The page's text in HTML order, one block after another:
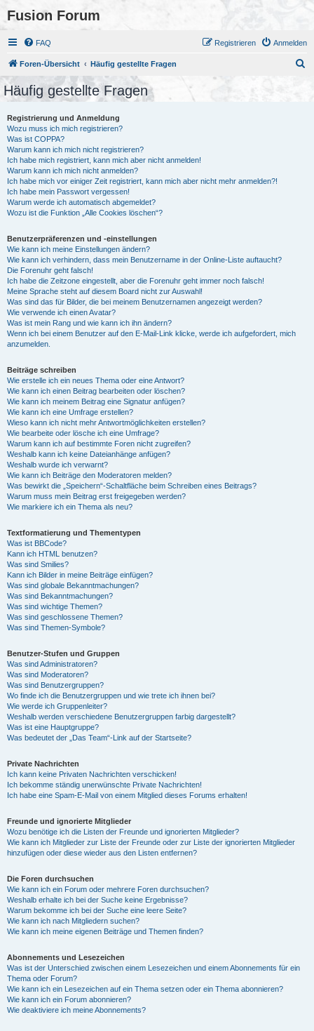
Fusion Forum
FAQ Anmelden
Registrieren
Foren-Übersicht Häufig gestellte Fragen
Häufig gestellte Fragen
Registrierung und Anmeldung
Wozu muss ich mich registrieren?
Was ist COPPA?
Warum kann ich mich nicht registrieren?
Ich habe mich registriert, kann mich aber nicht anmelden!
Warum kann ich mich nicht anmelden?
Ich habe mich vor einiger Zeit registriert, kann mich aber nicht mehr anmelden?!
Ich habe mein Passwort vergessen!
Warum werde ich automatisch abgemeldet?
Wozu ist die Funktion „Alle Cookies löschen“?
Benutzerpräferenzen und -einstellungen
Wie kann ich meine Einstellungen ändern?
Wie kann ich verhindern, dass mein Benutzername in der Online-Liste auftaucht?
Die Forenuhr geht falsch!
Ich habe die Zeitzone eingestellt, aber die Forenuhr geht immer noch falsch!
Meine Sprache steht auf diesem Board nicht zur Auswahl!
Was sind das für Bilder, die bei meinem Benutzernamen angezeigt werden?
Wie verwende ich einen Avatar?
Was ist mein Rang und wie kann ich ihn ändern?
Wenn ich bei einem Benutzer auf den E-Mail-Link klicke, werde ich aufgefordert, mich
anzumelden.
Beiträge schreiben
Wie erstelle ich ein neues Thema oder eine Antwort?
Wie kann ich einen Beitrag bearbeiten oder löschen?
Wie kann ich meinem Beitrag eine Signatur anfügen?
Wie kann ich eine Umfrage erstellen?
Wieso kann ich nicht mehr Antwortmöglichkeiten erstellen?
Wie bearbeite oder lösche ich eine Umfrage?
Warum kann ich auf bestimmte Foren nicht zugreifen?
Weshalb kann ich keine Dateianhänge anfügen?
Weshalb wurde ich verwarnt?
Wie kann ich Beiträge den Moderatoren melden?
Was bewirkt die „Speichern“-Schaltfläche beim Schreiben eines Beitrags?
Warum muss mein Beitrag erst freigegeben werden?
Wie markiere ich ein Thema als neu?
Textformatierung und Thementypen
Was ist BBCode?
Kann ich HTML benutzen?
Was sind Smilies?
Kann ich Bilder in meine Beiträge einfügen?
Was sind globale Bekanntmachungen?
Was sind Bekanntmachungen?
Was sind wichtige Themen?
Was sind geschlossene Themen?
Was sind Themen-Symbole?
Benutzer-Stufen und Gruppen
Was sind Administratoren?
Was sind Moderatoren?
Was sind Benutzergruppen?
Wo finde ich die Benutzergruppen und wie trete ich ihnen bei?
Wie werde ich Gruppenleiter?
Weshalb werden verschiedene Benutzergruppen farbig dargestellt?
Was ist eine Hauptgruppe?
Was bedeutet der „Das Team“-Link auf der Startseite?
Private Nachrichten
Ich kann keine Privaten Nachrichten verschicken!
Ich bekomme ständig unerwünschte Private Nachrichten!
Ich habe eine Spam-E-Mail von einem Mitglied dieses Forums erhalten!
Freunde und ignorierte Mitglieder
Wozu benötige ich die Listen der Freunde und ignorierten Mitglieder?
Wie kann ich Mitglieder zur Liste der Freunde oder zur Liste der ignorierten Mitglieder
hinzufügen oder diese wieder aus den Listen entfernen?
Die Foren durchsuchen
Wie kann ich ein Forum oder mehrere Foren durchsuchen?
Weshalb erhalte ich bei der Suche keine Ergebnisse?
Warum bekomme ich bei der Suche eine leere Seite?
Wie kann ich nach Mitgliedern suchen?
Wie kann ich meine eigenen Beiträge und Themen finden?
Abonnements und Lesezeichen
Was ist der Unterschied zwischen einem Lesezeichen und einem Abonnements für ein
Thema oder Forum?
Wie kann ich ein Lesezeichen auf ein Thema setzen oder ein Thema abonnieren?
Wie kann ich ein Forum abonnieren?
Wie deaktiviere ich meine Abonnements?